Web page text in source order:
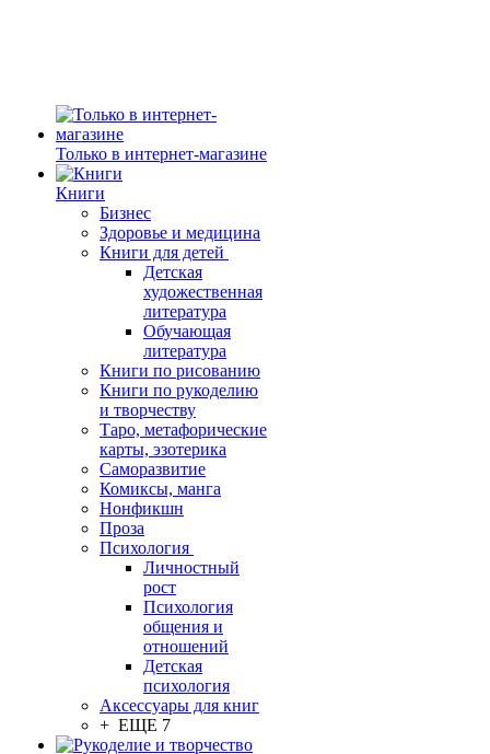
Только в интернет-магазине
Книги
Бизнес
Здоровье и медицина
Книги для детей
Детская
художественная
литература
Обучающая
литература
Книги по рисованию
Книги по рукоделию
и творчеству
Таро, метафорические
карты, эзотерика
Саморазвитие
Комиксы, манга
Нонфикшн
Проза
Психология
Личностный
рост
Психология
общения и
отношений
Детская
психология
Аксессуары для книг
+ ЕЩЕ 7